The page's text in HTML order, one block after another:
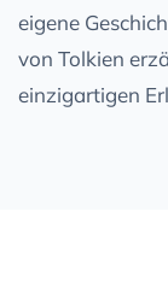
eigene
von Tolkien
einzigartigen